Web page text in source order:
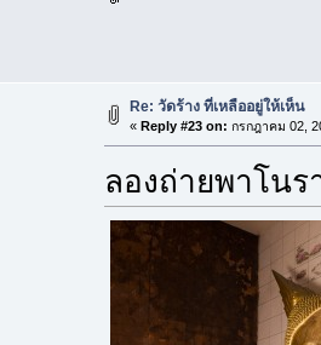
Re: วัดร้าง ที่เหลืออยู่ให้เห็น
« Reply #23 on: กรกฎาคม 02,
ลองถ่ายพาโนร